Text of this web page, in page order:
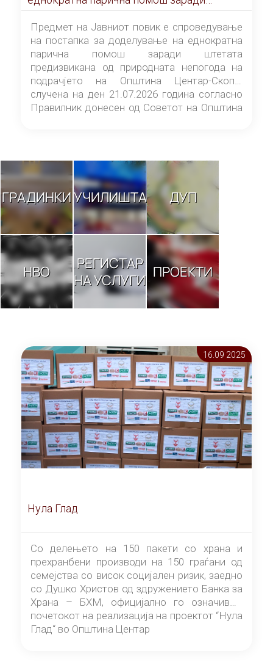
штетата предизвикана од природната
непогода на подрачјето на Општина
Центар-Скопје случена на ден 21.07.2026
година
Предмет на Јавниот повик е спроведување
на постапка за доделување на еднократна
парична помош заради штетата
предизвикана од природната непогода на
подрачјето на Општина Центар-Скопје
случена на ден 21.07.2026 година согласно
Правилник донесен од Советот на Општина
ГРАДИНКИУЧИЛИШТА ДУП
НВО
РЕГИСТАР
НА УСЛУГИ ПРОЕКТИ
16.09 2025
Нула Глад
Со делењето на 150 пакети со храна и
прехранбени производи на 150 граѓани од
семејства со висок социјален ризик, заедно
со Душко Христов од здружението Банка за
Храна – БХМ, официјално го означивме
почетокот на реализација на проектот “Нула
Глад“ во Општина Центар